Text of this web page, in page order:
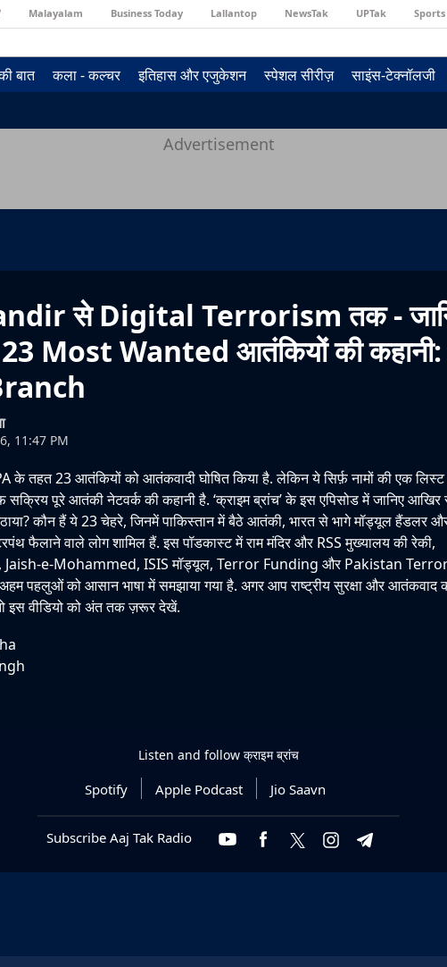
Malayalam Business Today Lallantop NewsTak UPTak Sports
बात कला - कल्चर इतिहास और एजुकेशन स्पेशल सीरीज़ साइंस-टेक्नॉलजी
Advertisement
से Digital Terrorism तक -
Most Wanted आतंकियों की कहानी:
11:47 PM
के तहत 23 आतंकियों को आतंकवादी घोषित किया है. लेकिन ये सिर्फ़ नामों की एक लिस्ट
सक्रिय पूरे आतंकी नेटवर्क की कहानी है. ‘क्राइम ब्रांच’ के इस एपिसोड में जानिए आखिर
कौन हैं ये 23 चेहरे, जिनमें पाकिस्तान में बैठे आतंकी, भारत से भागे मॉड्यूल हैंडलर
फैलाने वाले लोग शामिल हैं. इस पॉडकास्ट में राम मंदिर और RSS मुख्यालय की रेकी,
Jaish-e-Mohammed, ISIS मॉड्यूल, Terror Funding और Pakistan
पहलुओं को आसान भाषा में समझाया गया है. अगर आप राष्ट्रीय सुरक्षा और आतंकवाद
इस वीडियो को अंत तक ज़रूर देखें.
Listen and follow क्राइम ब्रांच
Spotify Apple Podcast Jio Saavn
Subscribe Aaj Tak Radio